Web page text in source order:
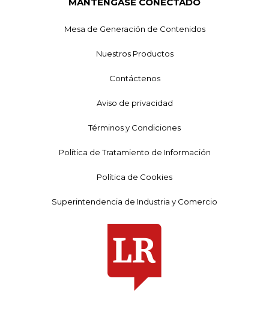
Mesa de Generación de Contenidos
Nuestros Productos
Contáctenos
Aviso de privacidad
Términos y Condiciones
Política de Tratamiento de Información
Política de Cookies
Superintendencia de Industria y Comercio